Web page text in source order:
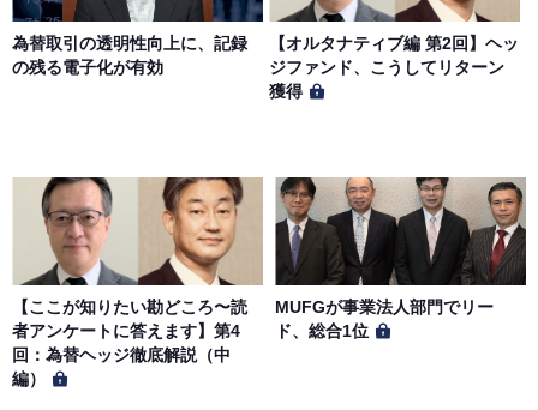
当社は、会員の個人情報を別途オンライン上に掲示する
「プライバシーポリシー」に基づき、適切に取り扱うもの
為替取引の透明性向上に、記録
の残る電子化が有効
【オルタナティブ編 第2回】ヘッ
ジファンド、こうしてリターン
獲得
【ここが知りたい勘どころ〜読
者アンケートに答えます】第4
回：為替ヘッジ徹底解説（中
編）
MUFGが事業法人部門でリー
ド、総合1位